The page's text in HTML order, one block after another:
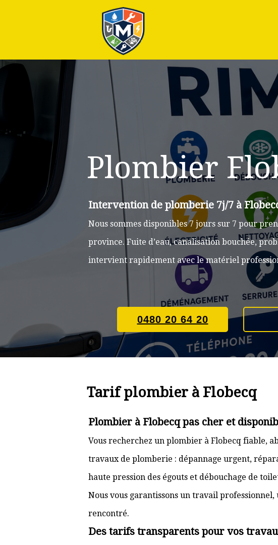
Plombier
Intervention de plomberie 7j/7 à
Nous sommes disponibles 7 jours sur 7 pour
province. Fuite d’eau, canalisation bouchée,
intervient rapidement avec le matériel
0480 20 64 20
Tarif plombier à Flobecq
Plombier à Flobecq pas cher et
Vous recherchez un plombier à Flobecq fiable,
travaux de plomberie : dépannage urgent,
haute pression des égouts et débouchage de
Nous vous garantissons un travail
rencontré.
Des tarifs transparents pour vos